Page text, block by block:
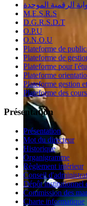
الرقمية الموحدة
M.E.S.R.S
D.G.R.S.D.T
O.P.U
O.N.O.U
Plateforme de
Plateforme de
Plateforme pour
Plateforme
Plateforme gestion
Plateforme des
Présentation
Présentation
Mot du directeur
Historique
Organigramme
Règlement intérieur
Conseil
Dépôt institutionnel
Commission des
Charte informatique